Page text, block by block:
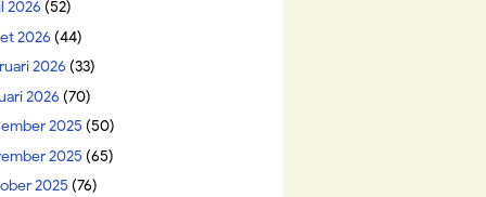
2026 (52)
2026 (44)
2026 (33)
2026 (70)
2025 (50)
2025 (65)
2025 (76)